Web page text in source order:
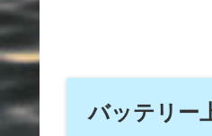
バッテリー